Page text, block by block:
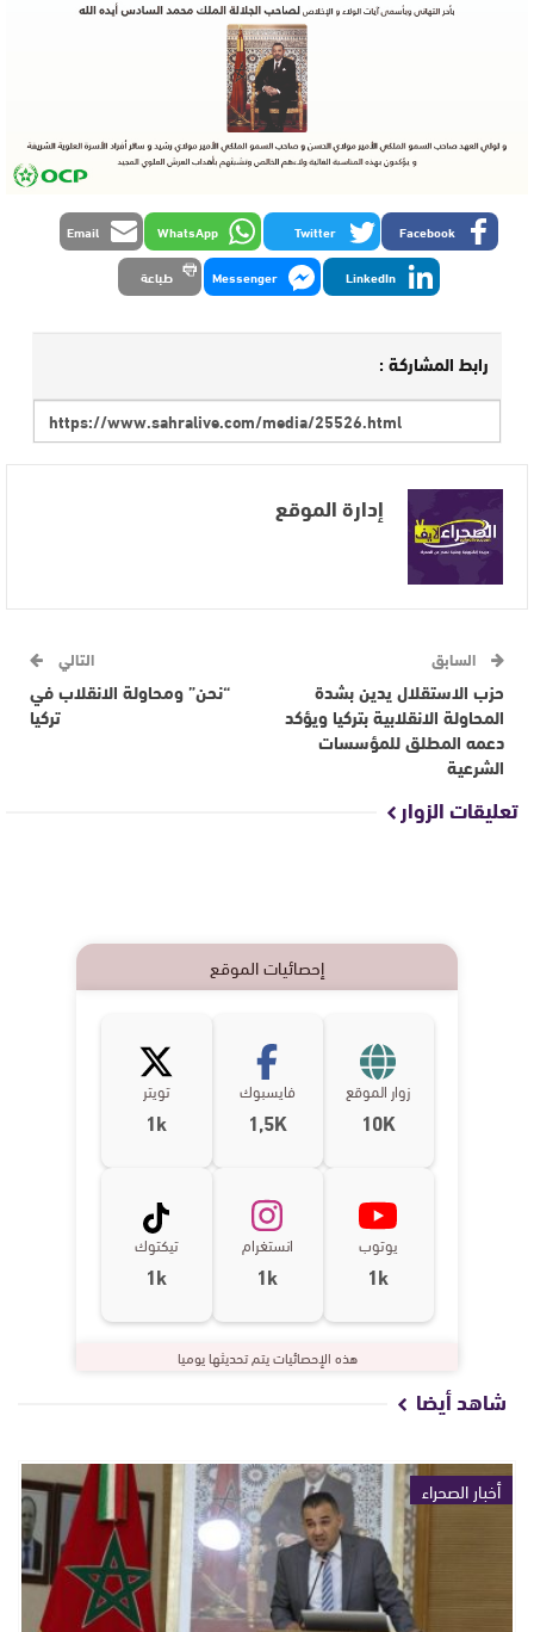
Facebook
Twitter
WhatsApp
Email
LinkedIn
Messenger طباعة
رابط المشاركة :
إدارة الموقع
السابق
حزب الاستقلال يدين بشدة
المحاولة الانقلابية بتركيا ويؤكد
دعمه المطلق للمؤسسات
الشرعية
التالي
“نحن” ومحاولة الانقلاب في
تركيا
تعليقات الزوار
إحصائيات الموقع
زوار الموقع
10K
فايسبوك
1,5K
تويتر
1k
يوتوب
1k
انستغرام
1k
تيكتوك
1k
هذه الإحصائيات يتم تحديثها يوميا
شاهد أيضا
أخبار الصحراء